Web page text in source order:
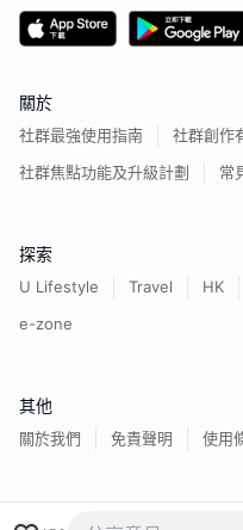
關於
社群最強使用指南
社群創作
社群焦點功能及升級計劃
常
探索
U Lifestyle Travel HK
e-zone
其他
關於我們 免責聲明 使用